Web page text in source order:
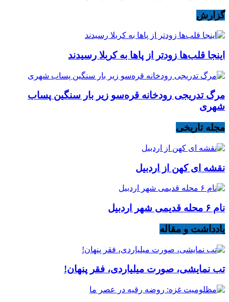
گزارش
اینجا قلب‌ها زودتر از پاها به کربلا رسیدند
مرگ تدریجی رودخانه قره‌سو زیر بار سنگین پساب
شهری
مجله تاریخی
نقشه ای کهن از اردبیل
نام ۶ محله قدیمی شهر اردبیل
یادداشت و مقاله
تب نمایشی، صورت میلیاردی، فقر پنهان!